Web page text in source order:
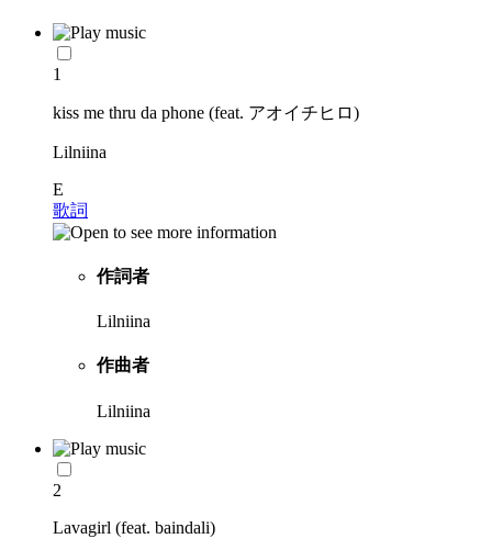
1
kiss me thru da phone (feat. アオイチヒロ)
Lilniina
E
歌詞
作詞者
Lilniina
作曲者
Lilniina
2
Lavagirl (feat. baindali)